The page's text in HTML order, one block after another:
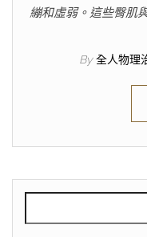
繃和虛弱。這些臀肌
By 全人物理